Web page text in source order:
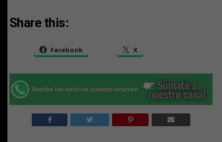
Share this:
Facebook X